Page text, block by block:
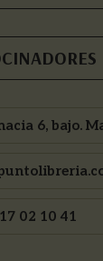
6, bajo.
02 10 41